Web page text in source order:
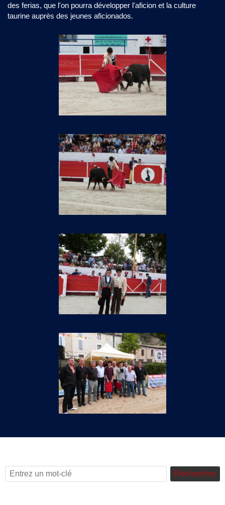
des ferias, que l'on pourra développer l'aficion et la culture
taurine auprès des jeunes aficionados.
Rechercher